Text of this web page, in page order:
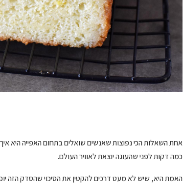
אחת השאלות הכי נפוצות שאנשים שואלים בתחום האפייה היא
כמה דקות לפני שהעוגה יוצאת לאוויר העולם.
האמת היא, שיש לא מעט דרכים להקטין את הסיכוי שהסדק